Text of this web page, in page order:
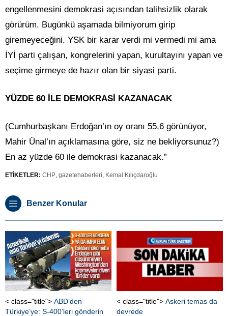
engellenmesini demokrasi açısından talihsizlik olarak
görürüm. Bugünkü aşamada bilmiyorum girip
giremeyeceğini. YSK bir karar verdi mi vermedi mi ama
İYİ parti çalışan, kongrelerini yapan, kurultayını yapan ve
seçime girmeye de hazır olan bir siyasi parti.
YÜZDE 60 İLE DEMOKRASİ KAZANACAK
(Cumhurbaşkanı Erdoğan’ın oy oranı 55,6 görünüyor,
Mahir Ünal’ın açıklamasına göre, siz ne bekliyorsunuz?)
En az yüzde 60 ile demokrasi kazanacak.”
ETİKETLER: CHP, gazetehaberleri, Kemal Kılıçdaroğlu
Benzer Konular
< class="title"> ABD’den
Türkiye’ye: S-400’leri gönderin
< class="title"> Askeri temas da
devrede